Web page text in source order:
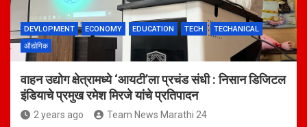
DEVLOPMENT ECONOMY EDUCATION TECH
TECHANICAL
औद्योगिक
वाहन उद्योग क्षेत्रामध्ये ‘आयटी’ला प्रचंड संधी : निसान डिजिटल
इंडियाचे प्रमुख रमेश मिरजे यांचे प्रतिपादन
2 years ago Team News Marathi 24